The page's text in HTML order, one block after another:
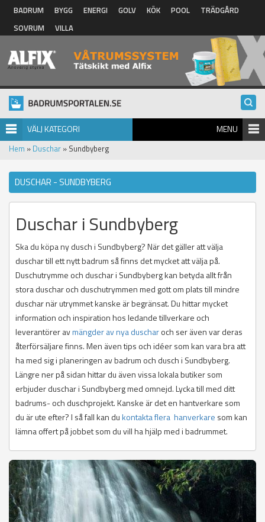
Hoppa till huvudinnehåll
BADRUM BYGG ENERGI GOLV KÖK POOL
TRÄDGÅRD
SOVRUM
VILLA
VÄLJ KATEGORI MENU
Hem » Duschar » Sundbyberg
DUSCHAR - SUNDBYBERG
Duschar i Sundbyberg
Ska du köpa ny dusch i Sundbyberg? När det gäller att välja
duschar till ett nytt badrum så finns det mycket att välja på.
Duschutrymme och duschar i Sundbyberg kan betyda allt från
stora duschar och duschutrymmen med gott om plats till mindre
duschar när utrymmet kanske är begränsat. Du hittar mycket
information och inspiration hos ledande tillverkare och
leverantörer avmängder av nya duscharoch ser även var deras
återförsäljare finns. Men även tips och idéer som kan vara bra att
ha med sig i planeringen av badrum och dusch i Sundbyberg.
Längre ner på sidan hittar du även vissa lokala butiker som
erbjuder duschar i Sundbyberg med omnejd. Lycka till med ditt
badrums- och duschprojekt. Kanske är det en hantverkare som
du är ute efter? I så fall kan dukontakta flera hanverkare som kan
lämna offert på jobbet som du vill ha hjälp med i badrummet.